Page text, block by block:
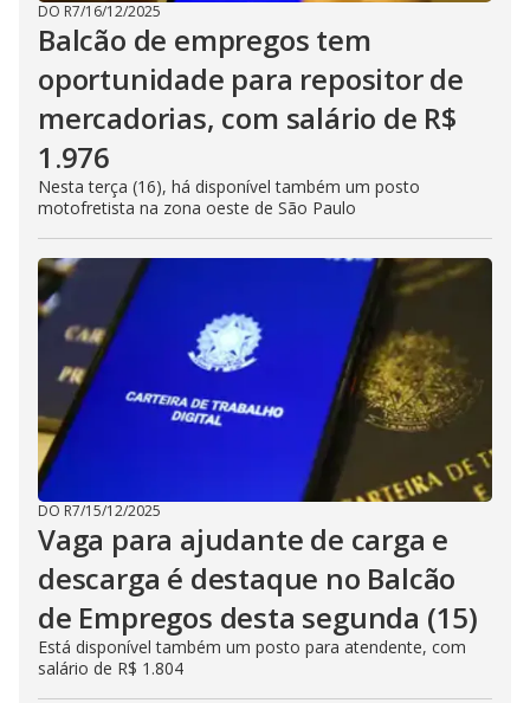
DO R7/16/12/2025
Balcão de empregos tem
oportunidade para repositor de
mercadorias, com salário de R$
1.976
Nesta terça (16), há disponível também um posto
motofretista na zona oeste de São Paulo
DO R7/15/12/2025
Vaga para ajudante de carga e
descarga é destaque no Balcão
de Empregos desta segunda (15)
Está disponível também um posto para atendente, com
salário de R$ 1.804